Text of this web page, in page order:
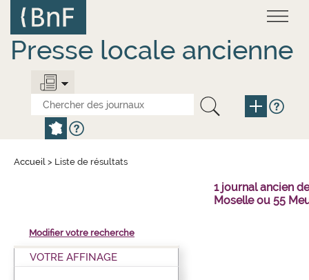
contenu
principal
Presse locale ancienne
Accueil > Liste de résultats
1 journal ancien
Moselle ou 55
Modifier votre recherche
VOTRE AFFINAGE
Panneau de gestion des cookies